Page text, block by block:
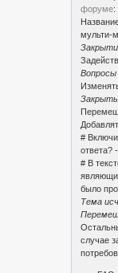
форуме:
мульти-
Вопросы
Закрыть
#
ответа?
# В
было
Тема
случае